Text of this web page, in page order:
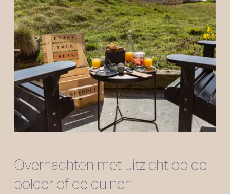
Overnachten met uitzicht op de
polder of de duinen